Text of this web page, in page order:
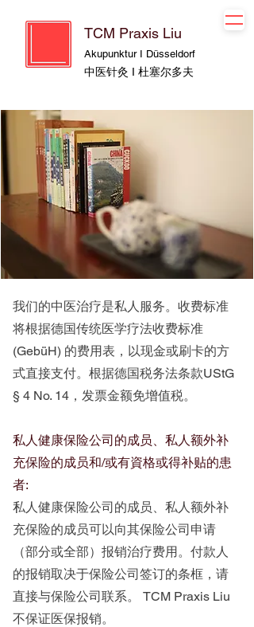
TCM Praxis Liu
Akupunktur I Düsseldorf
中医针灸 I 杜塞尔多夫
我们的中医治疗是私人服务。收费标准
将根据德国传统医学疗法收费标准
(GebüH) 的费用表，以现金或刷卡的方
式直接支付。根据德国税务法条款UStG
§ 4 No. 14，发票金额免增值税。
私人健康保险公司的成员、私人额外补
充保险的成员和/或有資格或得补贴的患
者:
私人健康保险公司的成员、私人额外补
充保险的成员可以向其保险公司申请
（部分或全部）报销治疗费用。付款人
的报销取决于保险公司签订的条框，请
直接与保险公司联系。 TCM Praxis Liu
不保证医保报销。